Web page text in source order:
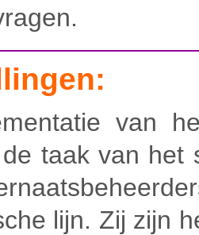
van
taak van het
lijn. Zij zijn